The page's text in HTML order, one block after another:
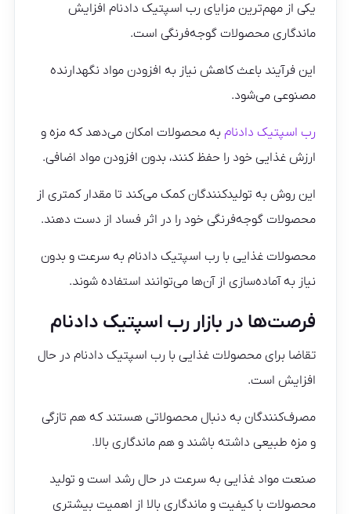
یکی از مهم‌ترین مزایای رب اسپتیک دادنام افزایش
ماندگاری محصولات گوجه‌فرنگی است.
این فرآیند باعث کاهش نیاز به افزودن مواد نگهدارنده
مصنوعی می‌شود.
رب اسپتیک دادنام به محصولات امکان می‌دهد که مزه و
ارزش غذایی خود را حفظ کنند، بدون افزودن مواد اضافی.
این روش به تولیدکنندگان کمک می‌کند تا مقدار کمتری از
محصولات گوجه‌فرنگی خود را در اثر فساد از دست دهند.
محصولات غذایی با رب اسپتیک دادنام به سرعت و بدون
نیاز به آماده‌سازی از آن‌ها می‌توانند استفاده شوند.
فرصت‌ها در بازار رب اسپتیک دادنام
تقاضا برای محصولات غذایی با رب اسپتیک دادنام در حال
افزایش است.
مصرف‌کنندگان به دنبال محصولاتی هستند که هم تازگی
و مزه طبیعی داشته باشند و هم ماندگاری بالا.
صنعت مواد غذایی به سرعت در حال رشد است و تولید
محصولات با کیفیت و ماندگاری بالا از اهمیت بیشتری